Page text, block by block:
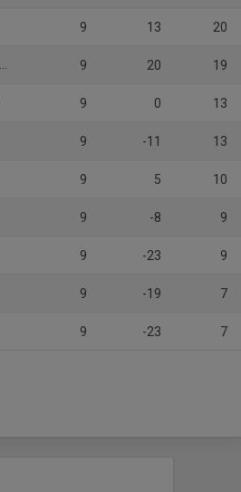
9 13 20
9 20 19
9 0 13
9 -11 13
9 5 10
9 -8 9
9 -23 9
9 -19 7
9 -23 7